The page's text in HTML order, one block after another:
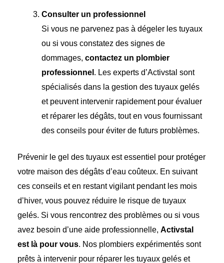
Consulter un professionnel
Si vous ne parvenez pas à dégeler les tuyaux
ou si vous constatez des signes de
dommages, contactez un plombier
professionnel . Les experts d’Activstal sont
spécialisés dans la gestion des tuyaux gelés
et peuvent intervenir rapidement pour évaluer
et réparer les dégâts, tout en vous fournissant
des conseils pour éviter de futurs problèmes.
Prévenir le gel des tuyaux est essentiel pour protéger
votre maison des dégâts d’eau coûteux. En suivant
ces conseils et en restant vigilant pendant les mois
d’hiver, vous pouvez réduire le risque de tuyaux
gelés. Si vous rencontrez des problèmes ou si vous
avez besoin d’une aide professionnelle, Activstal
est là pour vous. Nos plombiers expérimentés sont
prêts à intervenir pour réparer les tuyaux gelés et